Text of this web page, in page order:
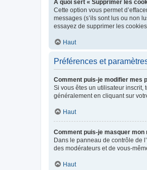
À quoi sert « Supprimer les
Cette option vous permet
messages (s’ils sont lus ou non
essayez de supprimer les cookies.
Haut
Préférences et
Comment puis-je modifier mes
Si vous êtes un utilisateur inscrit,
généralement en cliquant sur
Haut
Comment puis-je masquer mon
Dans le panneau de contrôle de
des modérateurs et de vous-
Haut